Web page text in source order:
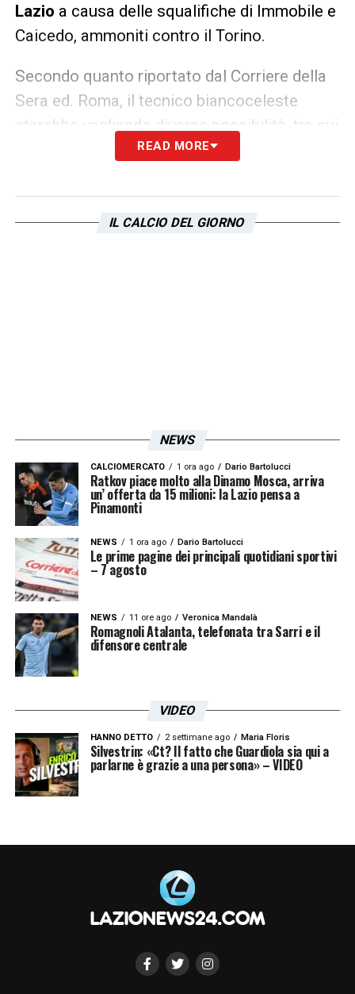
Lazio a causa delle squalifiche di Immobile e
Caicedo, ammoniti contro il Torino.
Secondo quanto riportato dal Corriere della
Sera ed. Roma, il tecnico biancoceleste
starebbe vagliando diverse possibilità, tra cui
la possibilità di avanzare Milinkovic-Savic,
la coppia Luis Alberto-Correa, per rendere
più imprevedibili le azioni offensive.
LA PLAYLIST DELLE NOSTRE TOP NEWS
READ MORE
IL CALCIO DEL GIORNO
NEWS
CALCIOMERCATO 1 ora ago Dario Bartolucci
Ratkov piace molto alla Dinamo Mosca, arriva
un’ offerta da 15 milioni: la Lazio pensa a
Pinamonti
NEWS 1 ora ago Dario Bartolucci
Le prime pagine dei principali quotidiani sportivi
– 7 agosto
NEWS 11 ore ago Veronica Mandalà
Romagnoli Atalanta, telefonata tra Sarri e il
difensore centrale
VIDEO
HANNO DETTO 2 settimane ago Maria Floris
Silvestrin: «Ct? Il fatto che Guardiola sia qui a
parlarne è grazie a una persona» – VIDEO